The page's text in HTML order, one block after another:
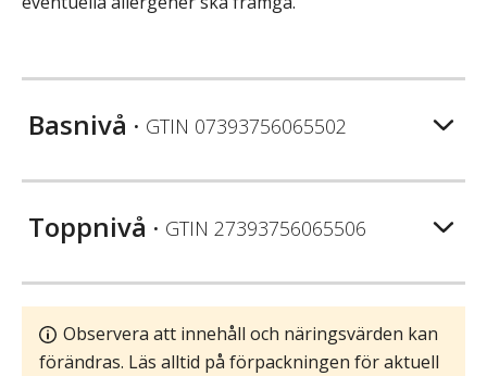
Basnivå • GTIN 07393756065502
Toppnivå • GTIN 27393756065506
Observera att innehåll och näringsvärden kan
förändras. Läs alltid på förpackningen för aktuell